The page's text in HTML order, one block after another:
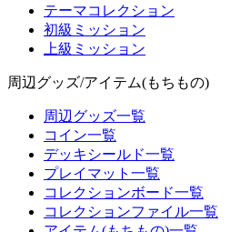
テーマコレクション
初級ミッション
上級ミッション
周辺グッズ/アイテム(もちもの)
周辺グッズ一覧
コイン一覧
デッキシールド一覧
プレイマット一覧
コレクションボード一覧
コレクションファイル一覧